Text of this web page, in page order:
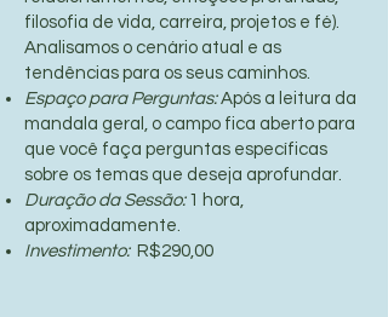
filosofia de vida, carreira, projetos e fé).
Analisamos o cenário atual e as
tendências para os seus caminhos.
Espaço para Perguntas:Após a leitura da
mandala geral, o campo fica aberto para
que você faça perguntas específicas
sobre os temas que deseja aprofundar.
Duração da Sessão: 1 hora,
aproximadamente.
Investimento: R$290,00